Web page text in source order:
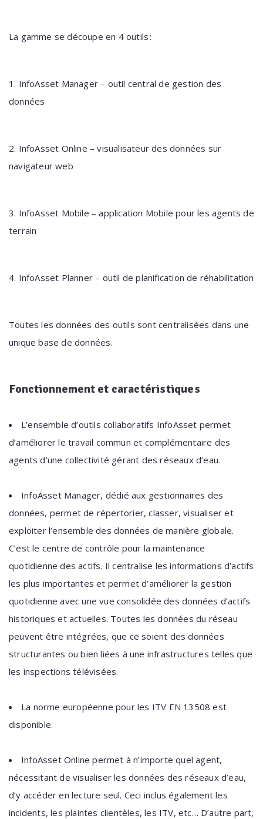
La gamme se découpe en 4 outils :
1. InfoAsset Manager – outil central de gestion des
données
2. InfoAsset Online – visualisateur des données sur
navigateur web
3. InfoAsset Mobile – application Mobile pour les agents de
terrain
4. InfoAsset Planner – outil de planification de réhabilitation
Toutes les données des outils sont centralisées dans une
unique base de données.
Fonctionnement et caractéristiques
L’ensemble d’outils collaboratifs InfoAsset permet
d’améliorer le travail commun et complémentaire des
agents d’une collectivité gérant des réseaux d’eau.
InfoAsset Manager, dédié aux gestionnaires des
données, permet de répertorier, classer, visualiser et
exploiter l’ensemble des données de manière globale.
C’est le centre de contrôle pour la maintenance
quotidienne des actifs. Il centralise les informations d’actifs
les plus importantes et permet d’améliorer la gestion
quotidienne avec une vue consolidée des données d’actifs
historiques et actuelles. Toutes les données du réseau
peuvent être intégrées, que ce soient des données
structurantes ou bien liées à une infrastructures telles que
les inspections télévisées.
La norme européenne pour les ITV EN 13508 est
disponible.
InfoAsset Online permet à n’importe quel agent,
nécessitant de visualiser les données des réseaux d’eau,
d’y accéder en lecture seul. Ceci inclus également les
incidents, les plaintes clientèles, les ITV, etc… D’autre part,